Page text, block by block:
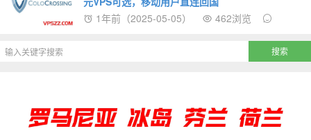
1年前（2025-05-05）
462浏览